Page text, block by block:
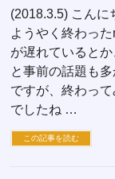
(2018.3.5) こんに
ようやく終わっ
が遅れていると
と事前の話題も
ですが、終わっ
でしたね …
この記事を読む